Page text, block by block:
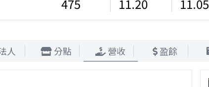
475 11.20 11.05
人 分點 營收 盈餘